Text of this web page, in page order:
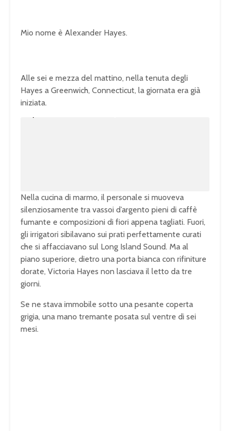
Mio nome è Alexander Hayes.
Alle sei e mezza del mattino, nella tenuta degli
Hayes a Greenwich, Connecticut, la giornata era già
iniziata.
Nella cucina di marmo, il personale si muoveva
silenziosamente tra vassoi d’argento pieni di caffè
fumante e composizioni di fiori appena tagliati. Fuori,
gli irrigatori sibilavano sui prati perfettamente curati
che si affacciavano sul Long Island Sound. Ma al
piano superiore, dietro una porta bianca con rifiniture
dorate, Victoria Hayes non lasciava il letto da tre
giorni.
Se ne stava immobile sotto una pesante coperta
grigia, una mano tremante posata sul ventre di sei
mesi.